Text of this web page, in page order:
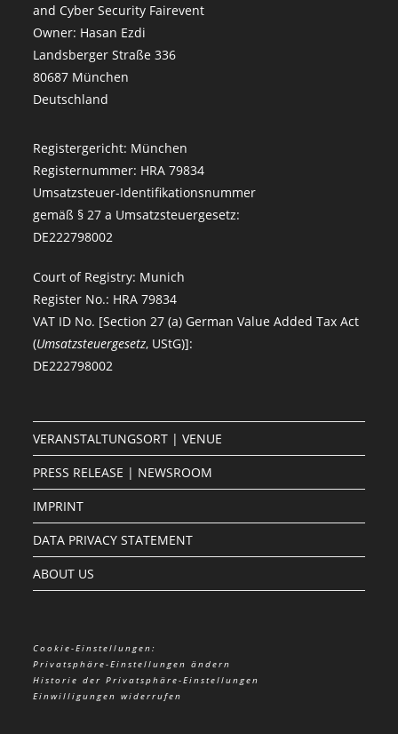
and Cyber Security Fairevent
Owner: Hasan Ezdi
Landsberger Straße 336
80687 München
Deutschland
Registergericht: München
Registernummer: HRA 79834
Umsatzsteuer-Identifikationsnummer
gemäß § 27 a Umsatzsteuergesetz:
DE222798002
Court of Registry: Munich
Register No.: HRA 79834
VAT ID No. [Section 27 (a) German Value Added Tax Act
(Umsatzsteuergesetz, UStG)]:
DE222798002
VERANSTALTUNGSORT | VENUE
PRESS RELEASE | NEWSROOM
IMPRINT
DATA PRIVACY STATEMENT
ABOUT US
Cookie-Einstellungen:
Privatsphäre-Einstellungen ändern
Historie der Privatsphäre-Einstellungen
Einwilligungen widerrufen